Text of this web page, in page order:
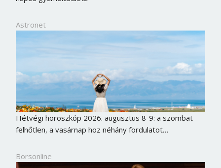
Astronet
Hétvégi horoszkóp 2026. augusztus 8-9: a szombat
felhőtlen, a vasárnap hoz néhány fordulatot…
Borsonline